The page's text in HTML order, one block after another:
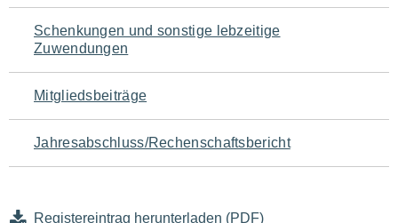
Schenkungen und sonstige lebzeitige
Zuwendungen
Mitgliedsbeiträge
Jahresabschluss/Rechenschaftsbericht
Registereintrag herunterladen (PDF)